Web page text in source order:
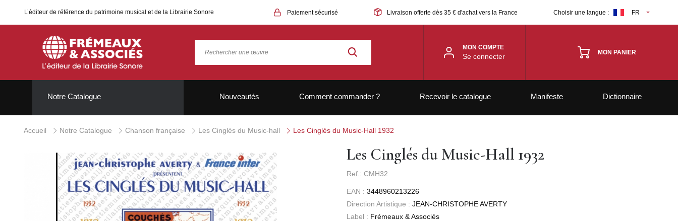
L’éditeur de référence du patrimoine musical et de la Librairie Sonore Paiement sécurisé Livraison offerte dès 35 € d'achat vers la France Choisir une langue : FR
MON COMPTE
Se connecter MON PANIER
Notre Catalogue Nouveautés Comment commander ? Recevoir le catalogue Manifeste Dictionnaire
Accueil Notre Catalogue Chanson française Les Cinglés du Music-hall Les Cinglés du Music-Hall 1932
Les Cinglés du Music-Hall 1932
Ref.: CMH32
EAN : 3448960213226
Direction Artistique : JEAN-CHRISTOPHE AVERTY
Label : Frémeaux & Associés